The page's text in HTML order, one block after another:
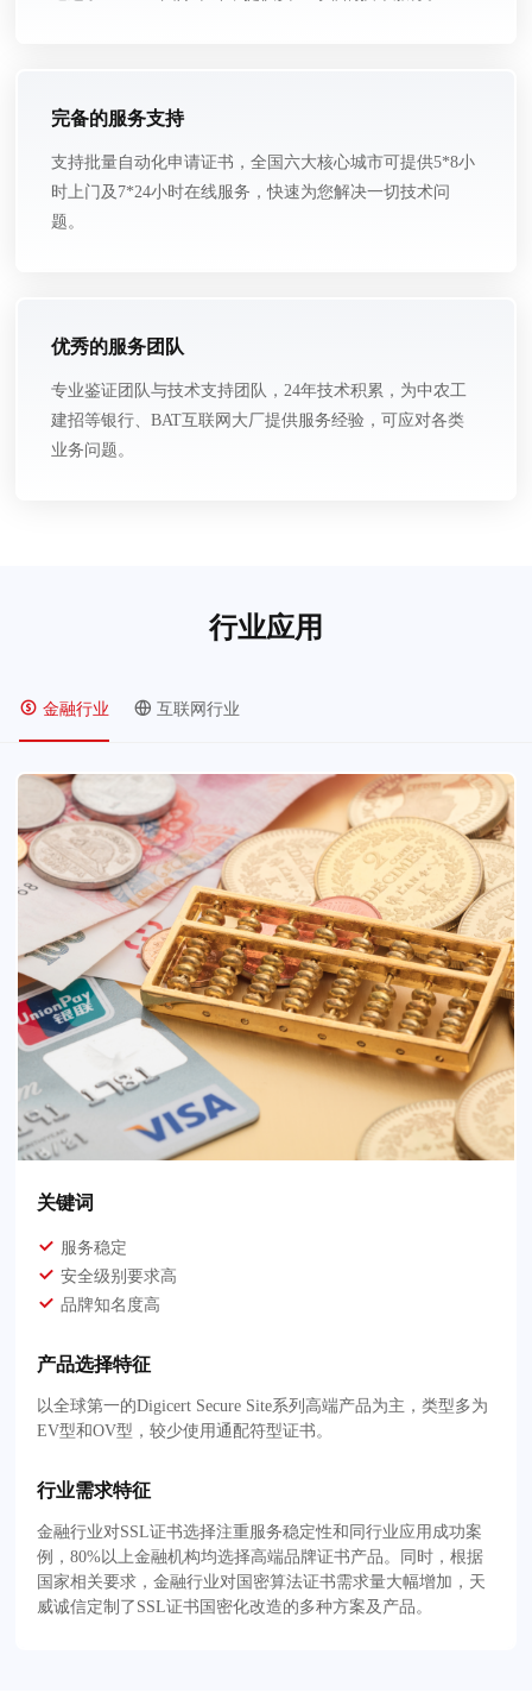
完备的服务支持
支持批量自动化申请证书，全国六大核心城市可提供5*8小
时上门及7*24小时在线服务，快速为您解决一切技术问
题。
优秀的服务团队
专业鉴证团队与技术支持团队，24年技术积累，为中农工
建招等银行、BAT互联网大厂提供服务经验，可应对各类
业务问题。
行业应用
金融行业 互联网行业
关键词
服务稳定
安全级别要求高
品牌知名度高
产品选择特征
以全球第一的Digicert Secure Site系列高端产品为主，类型多为
EV型和OV型，较少使用通配符型证书。
行业需求特征
金融行业对SSL证书选择注重服务稳定性和同行业应用成功案
例，80%以上金融机构均选择高端品牌证书产品。同时，根据
国家相关要求，金融行业对国密算法证书需求量大幅增加，天
威诚信定制了SSL证书国密化改造的多种方案及产品。